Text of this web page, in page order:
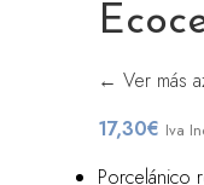
← Ver más
17,30€ Iva
Porcelánico